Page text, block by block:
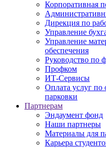
Корпоративная
Дирекция по
Управление
Управление
обеспечения
Руководство по
Профком
ИТ-Сервисы
Оплата услуг по
парковки
Партнерам
Эндаумент фонд
Наши партнеры
Материалы для
Карьера